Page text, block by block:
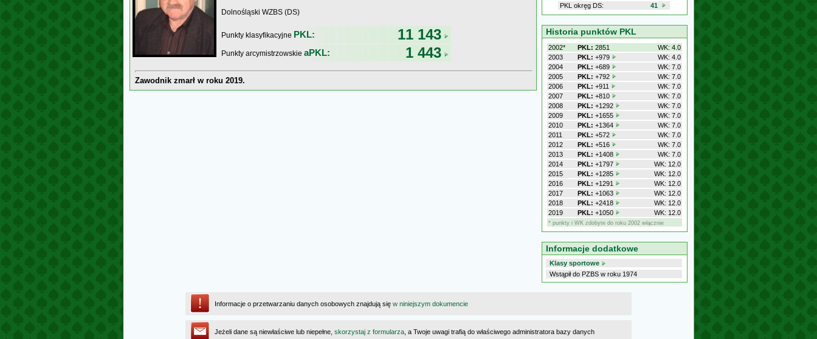
Dolnośląski WZBS (DS)
Punkty klasyfikacyjne PKL: 11 143
Punkty arcymistrzowskie aPKL: 1 443
Zawodnik zmarł w roku 2019.
PKL okręg DS:
41
Historia punktów PKL
2002* PKL: 2851
WK: 4.0
2003
PKL: +979
WK: 4.0
2004
PKL: +689
WK: 7.0
2005
PKL: +792
WK: 7.0
2006
PKL: +911
WK: 7.0
2007
PKL: +810
WK: 7.0
2008
PKL: +1292
WK: 7.0
2009
PKL: +1655
WK: 7.0
2010
PKL: +1364
WK: 7.0
2011
PKL: +572
WK: 7.0
2012
PKL: +516
WK: 7.0
2013
PKL: +1408
WK: 7.0
2014
PKL: +1797
WK: 12.0
2015
PKL: +1285
WK: 12.0
2016
PKL: +1291
WK: 12.0
2017
PKL: +1063
WK: 12.0
2018
PKL: +2418
WK: 12.0
2019
PKL: +1050 WK: 12.0
* punkty i WK zdobyte do roku 2002 włącznie
Informacje dodatkowe
Klasy sportowe
Wstąpił do PZBS w roku 1974
Informacje o przetwarzaniu danych osobowych znajdują się w niniejszym dokumencie
Jeżeli dane są niewłaściwe lub niepełne, skorzystaj z formularza , a Twoje uwagi trafią do właściwego administratora bazy danych